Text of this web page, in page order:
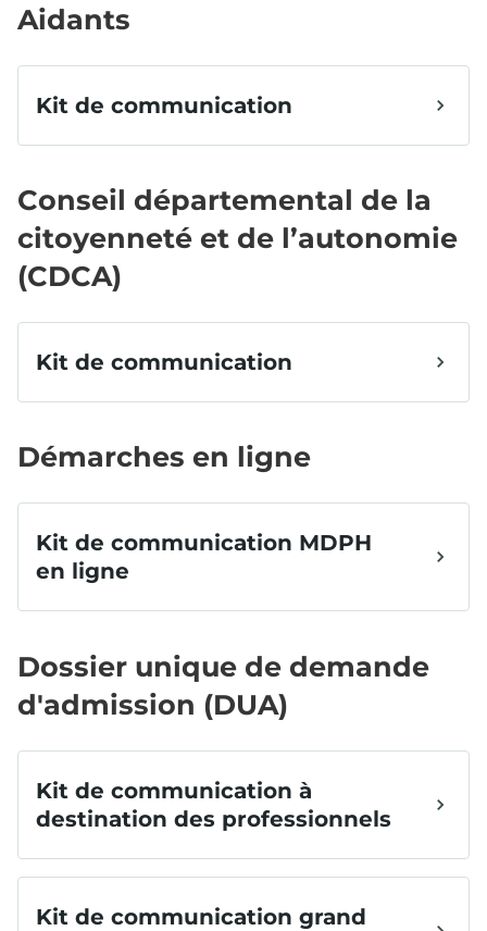
Aidants
Conseil départemental de la
citoyenneté et de l’autonomie
(CDCA)
Démarches en ligne
Dossier unique de demande
d'admission (DUA)